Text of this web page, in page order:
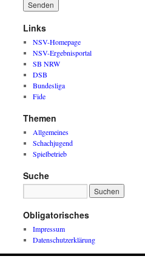
Links
NSV-Homepage
NSV-Ergebnisportal
SB NRW
DSB
Bundesliga
Fide
Themen
Allgemeines
Schachjugend
Spielbetrieb
Suche
Obligatorisches
Impressum
Datenschutzerklärung